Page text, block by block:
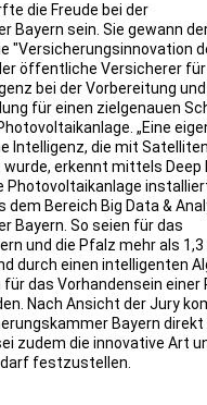
die Freude bei der
Bayern sein. Sie gewann
"Versicherungsinnovation
öffentliche Versicherer
bei der Vorbereitung
für einen zielgenauen
„Eine
Intelligenz, die mit
erkennt mittels Deep
Photovoltaikanlage
dem Bereich Big Data &
Bayern. So seien für das
und die Pfalz mehr als 1,3
durch einen intelligenten
das Vorhandensein einer
Nach Ansicht der Jury
Bayern direkt
zudem die innovative Art
festzustellen.